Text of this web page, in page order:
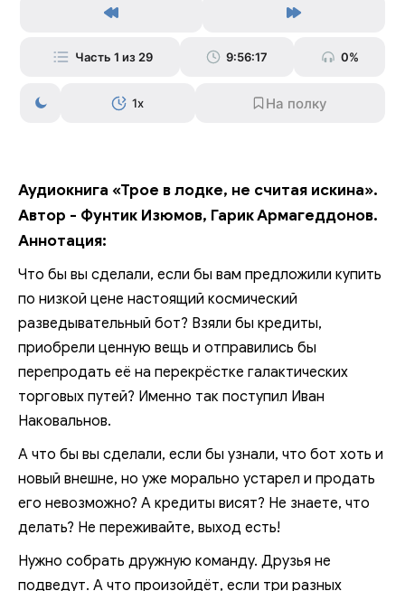
Часть 1 из 29 9:56:17 0%
1x
Аудиокнига «Трое в лодке, не считая искина».
Автор - Фунтик Изюмов, Гарик Армагеддонов.
Аннотация:
Что бы вы сделали, если бы вам предложили купить
по низкой цене настоящий космический
разведывательный бот? Взяли бы кредиты,
приобрели ценную вещь и отправились бы
перепродать её на перекрёстке галактических
торговых путей? Именно так поступил Иван
Наковальнов.
А что бы вы сделали, если бы узнали, что бот хоть и
новый внешне, но уже морально устарел и продать
его невозможно? А кредиты висят? Не знаете, что
делать? Не переживайте, выход есть!
Нужно собрать дружную команду. Друзья не
подведут. А что произойдёт, если три разных